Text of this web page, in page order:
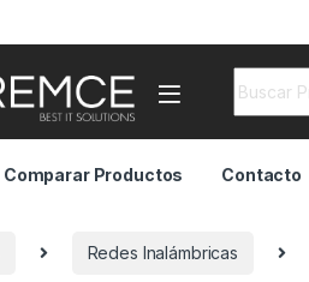
Comparar Productos Contacto
Redes Inalámbricas